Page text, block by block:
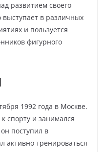
развитием своего
выступает в различных
и пользуется
фигурного
1992 года в Москве.
спорту и занимался
поступил в
активно тренироваться